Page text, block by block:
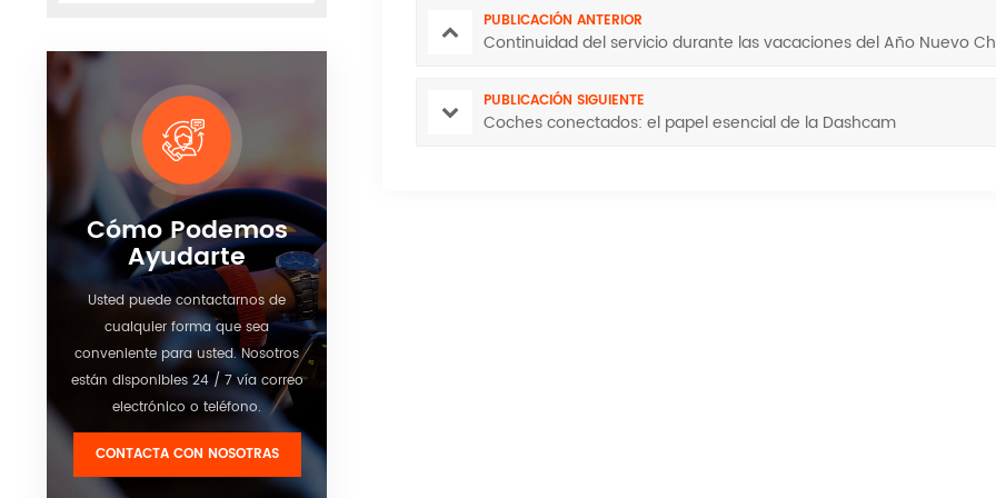
PUBLICACIÓN ANTERIOR
Continuidad del servicio durante las vacaciones del Año Nuevo
PUBLICACIÓN SIGUIENTE
Coches conectados: el papel esencial de la Dashcam
Cómo Podemos
Ayudarte
Usted puede contactarnos de
cualquier forma que sea
conveniente para usted. Nosotros
están disponibles 24 / 7 vía correo
electrónico o teléfono.
CONTACTA CON NOSOTRAS